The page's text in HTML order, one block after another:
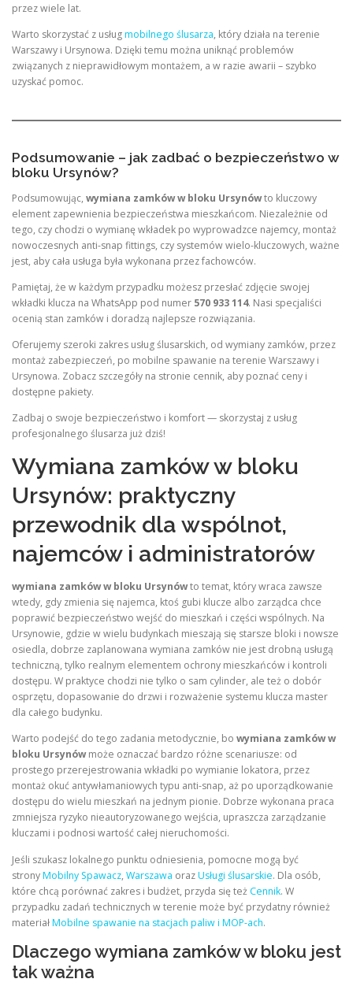
przez wiele lat.
Warto skorzystać z usługmobilnego ślusarza, który działa na terenie
Warszawy i Ursynowa. Dzięki temu można uniknąć problemów
związanych z nieprawidłowym montażem, a w razie awarii – szybko
uzyskać pomoc.
Podsumowanie – jak zadbać o bezpieczeństwo w
bloku Ursynów?
Podsumowując, wymiana zamków w bloku Ursynówto kluczowy
element zapewnienia bezpieczeństwa mieszkańcom. Niezależnie od
tego, czy chodzi o wymianę wkładek po wyprowadzce najemcy, montaż
nowoczesnych anti-snap fittings, czy systemów wielo-kluczowych, ważne
jest, aby cała usługa była wykonana przez fachowców.
Pamiętaj, że w każdym przypadku możesz przesłać zdjęcie swojej
wkładki klucza na WhatsApp pod numer 570 933 114. Nasi specjaliści
ocenią stan zamków i doradzą najlepsze rozwiązania.
Oferujemy szeroki zakres usług ślusarskich, od wymiany zamków, przez
montaż zabezpieczeń, po mobilne spawanie na terenie Warszawy i
Ursynowa. Zobacz szczegóły na stronie cennik, aby poznać ceny i
dostępne pakiety.
Zadbaj o swoje bezpieczeństwo i komfort — skorzystaj z usług
profesjonalnego ślusarza już dziś!
Wymiana zamków w bloku
Ursynów: praktyczny
przewodnik dla wspólnot,
najemców i administratorów
wymiana zamków w bloku Ursynówto temat, który wraca zawsze
wtedy, gdy zmienia się najemca, ktoś gubi klucze albo zarządca chce
poprawić bezpieczeństwo wejść do mieszkań i części wspólnych. Na
Ursynowie, gdzie w wielu budynkach mieszają się starsze bloki i nowsze
osiedla, dobrze zaplanowana wymiana zamków nie jest drobną usługą
techniczną, tylko realnym elementem ochrony mieszkańców i kontroli
dostępu. W praktyce chodzi nie tylko o sam cylinder, ale też o dobór
osprzętu, dopasowanie do drzwi i rozważenie systemu klucza master
dla całego budynku.
Warto podejść do tego zadania metodycznie, bo wymiana zamków w
bloku Ursynówmoże oznaczać bardzo różne scenariusze: od
prostego przerejestrowania wkładki po wymianie lokatora, przez
montaż okuć antywłamaniowych typu anti-snap, aż po uporządkowanie
dostępu do wielu mieszkań na jednym pionie. Dobrze wykonana praca
zmniejsza ryzyko nieautoryzowanego wejścia, upraszcza zarządzanie
kluczami i podnosi wartość całej nieruchomości.
Jeśli szukasz lokalnego punktu odniesienia, pomocne mogą być
stronyMobilny Spawacz, Warszawa orazUsługi ślusarskie. Dla osób,
które chcą porównać zakres i budżet, przyda się też Cennik. W
przypadku zadań technicznych w terenie może być przydatny również
materiałMobilne spawanie na stacjach paliw i MOP-ach.
Dlaczego wymiana zamków w bloku jest
tak ważna